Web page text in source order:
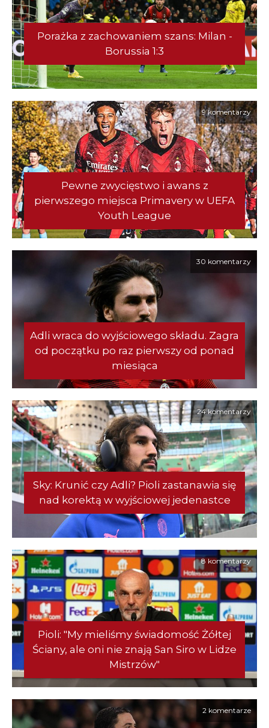
Porażka z zachowaniem szans: Milan -
Borussia 1:3
9 komentarzy
Pewne zwycięstwo i awans z
pierwszego miejsca Primavery w UEFA
Youth League
30 komentarzy
Adli wraca do wyjściowego składu. Zagra
od początku po raz pierwszy od ponad
miesiąca
24 komentarzy
Sky: Krunić czy Adli? Pioli zastanawia się
nad korektą w wyjściowej jedenastce
8 komentarzy
Pioli: "My mieliśmy świadomość Żółtej
Ściany, ale oni nie znają San Siro w Lidze
Mistrzów"
2 komentarze